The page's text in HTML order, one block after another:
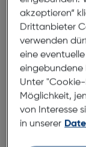
schwarzen
und
Vorderseite für
bietet Platz für
Serie Fun
Verpackung:
akzeptieren“
Drittanbieter
verwenden
eine
eingebundene
Unter
Möglichkeit,
von Interesse
in unserer